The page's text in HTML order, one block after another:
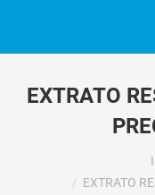
EXTRATO
EXTRATO